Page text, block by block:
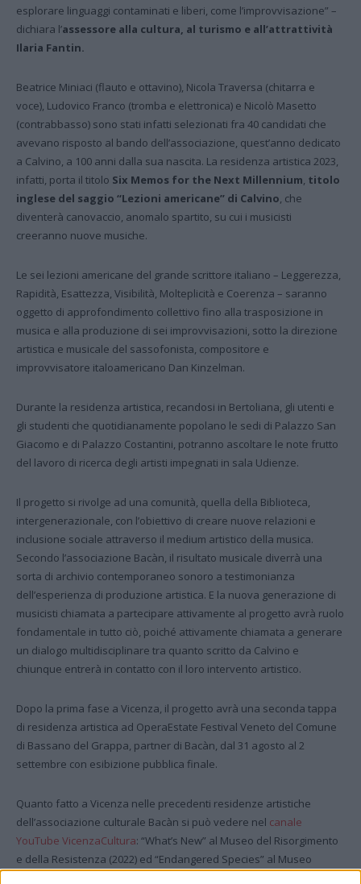
esplorare linguaggi contaminati e liberi, come l’improvvisazione” –
dichiara l’assessore alla cultura, al turismo e all’attrattività
Ilaria Fantin.
Beatrice Miniaci (flauto e ottavino), Nicola Traversa (chitarra e
voce), Ludovico Franco (tromba e elettronica) e Nicolò Masetto
(contrabbasso) sono stati infatti selezionati fra 40 candidati che
avevano risposto al bando dell’associazione, quest’anno dedicato
a Calvino, a 100 anni dalla sua nascita. La residenza artistica 2023,
infatti, porta il titolo Six Memos for the Next Millennium, titolo
inglese del saggio “Lezioni americane” di Calvino, che
diventerà canovaccio, anomalo spartito, su cui i musicisti
creeranno nuove musiche.
Le sei lezioni americane del grande scrittore italiano – Leggerezza,
Rapidità, Esattezza, Visibilità, Molteplicità e Coerenza – saranno
oggetto di approfondimento collettivo fino alla trasposizione in
musica e alla produzione di sei improvvisazioni, sotto la direzione
artistica e musicale del sassofonista, compositore e
improvvisatore italoamericano Dan Kinzelman.
Durante la residenza artistica, recandosi in Bertoliana, gli utenti e
gli studenti che quotidianamente popolano le sedi di Palazzo San
Giacomo e di Palazzo Costantini, potranno ascoltare le note frutto
del lavoro di ricerca degli artisti impegnati in sala Udienze.
Il progetto si rivolge ad una comunità, quella della Biblioteca,
intergenerazionale, con l’obiettivo di creare nuove relazioni e
inclusione sociale attraverso il medium artistico della musica.
Secondo l’associazione Bacàn, il risultato musicale diverrà una
sorta di archivio contemporaneo sonoro a testimonianza
dell’esperienza di produzione artistica. E la nuova generazione di
musicisti chiamata a partecipare attivamente al progetto avrà ruolo
fondamentale in tutto ciò, poiché attivamente chiamata a generare
un dialogo multidisciplinare tra quanto scritto da Calvino e
chiunque entrerà in contatto con il loro intervento artistico.
Dopo la prima fase a Vicenza, il progetto avrà una seconda tappa
di residenza artistica ad OperaEstate Festival Veneto del Comune
di Bassano del Grappa, partner di Bacàn, dal 31 agosto al 2
settembre con esibizione pubblica finale.
Quanto fatto a Vicenza nelle precedenti residenze artistiche
dell’associazione culturale Bacàn si può vedere nel canale
YouTube VicenzaCultura: “What’s New” al Museo del Risorgimento
e della Resistenza (2022) ed “Endangered Species” al Museo